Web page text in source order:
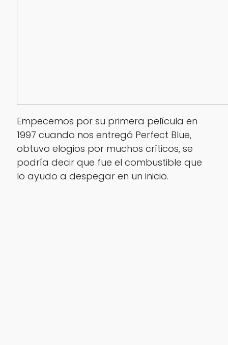
Empecemos por su primera película en
1997 cuando nos entregó Perfect Blue,
obtuvo elogios por muchos críticos, se
podría decir que fue el combustible que
lo ayudo a despegar en un inicio.